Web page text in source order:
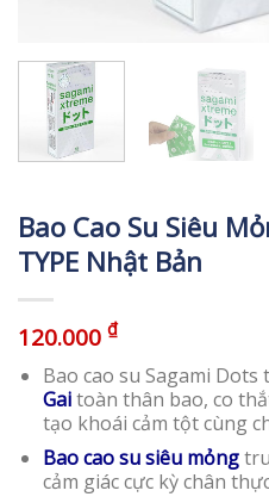
Bao Cao Su Siêu
TYPE Nhật Bản
120.000 ₫
Bao cao su Sagami Dots
Gaitoàn thân bao, co
tạo khoái cảm tột cùng
Bao cao su siêu mỏng
cảm giác cực kỳ chân